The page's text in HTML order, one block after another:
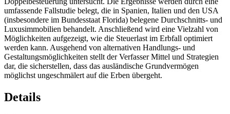
umfassende Fallstudie belegt, die in Spanien, Italien und den USA
(insbesondere im Bundesstaat Florida) belegene Durchschnitts- und
Luxusimmobilien behandelt. Anschließend wird eine Vielzahl von
Möglichkeiten aufgezeigt, wie die Steuerlast im Erbfall optimiert
werden kann. Ausgehend von alternativen Handlungs- und
Gestaltungsmöglichkeiten stellt der Verfasser Mittel und Strategien
dar, die sicherstellen, dass das ausländische Grundvermögen
möglichst ungeschmälert auf die Erben übergeht.
Details